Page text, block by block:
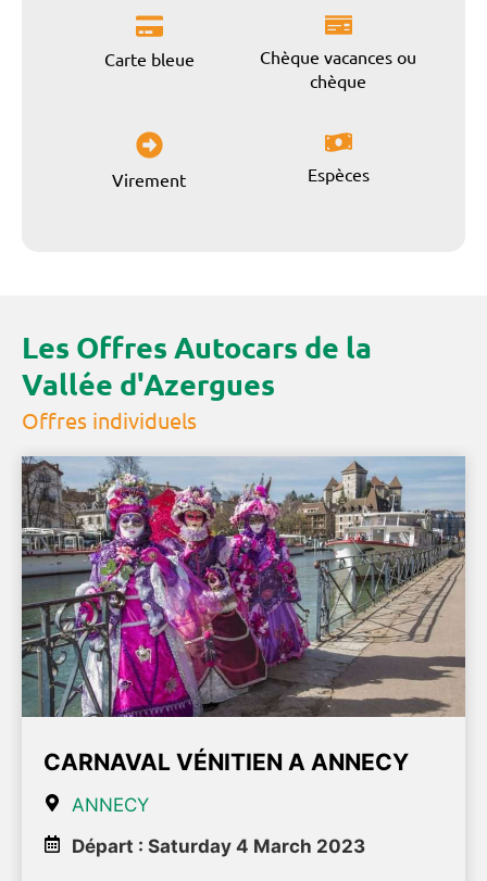
Carte bleue
Chèque vacances ou
chèque
Virement Espèces
Les Offres Autocars de la
Vallée d'Azergues
Offres individuels
CARNAVAL VÉNITIEN A ANNECY
ANNECY
Départ : Saturday 4 March 2023